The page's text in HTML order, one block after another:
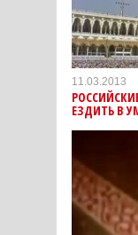
11.03.2013
ЕЗДИТЬ В